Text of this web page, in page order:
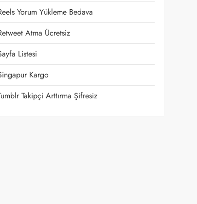
Yorum Yükleme Bedava
Atma Ücretsiz
Listesi
Kargo
Takipçi Arttırma Şifresiz